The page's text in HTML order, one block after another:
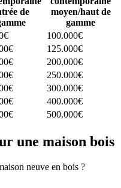
de
moyen/haut de
gamme
100.000€
125.000€
200.000€
250.000€
300.000€
400.000€
500.000€
une maison bois
neuve en bois ?